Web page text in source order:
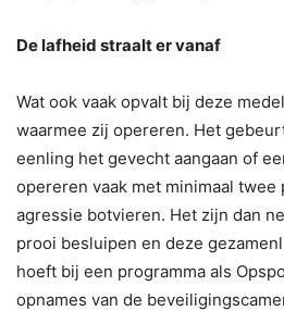
De lafheid straalt er vanaf
Wat ook vaak opvalt bij deze
waarmee zij opereren. Het
eenling het gevecht aangaan of
opereren vaak met minimaal twee
agressie botvieren. Het zijn dan
prooi besluipen en deze
hoeft bij een programma als
opnames van de